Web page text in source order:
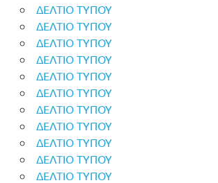
ΔΕΛΤΙΟ ΤΥΠΟΥ
ΔΕΛΤΙΟ ΤΥΠΟΥ
ΔΕΛΤΙΟ ΤΥΠΟΥ
ΔΕΛΤΙΟ ΤΥΠΟΥ
ΔΕΛΤΙΟ ΤΥΠΟΥ
ΔΕΛΤΙΟ ΤΥΠΟΥ
ΔΕΛΤΙΟ ΤΥΠΟΥ
ΔΕΛΤΙΟ ΤΥΠΟΥ
ΔΕΛΤΙΟ ΤΥΠΟΥ
ΔΕΛΤΙΟ ΤΥΠΟΥ
ΔΕΛΤΙΟ ΤΥΠΟΥ